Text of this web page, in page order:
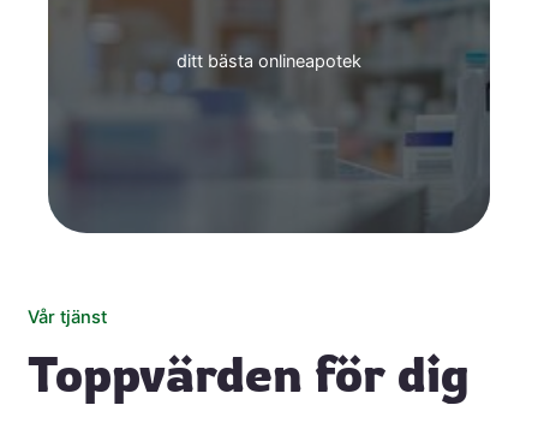
ditt bästa onlineapotek
Vår tjänst
Toppvärden för dig